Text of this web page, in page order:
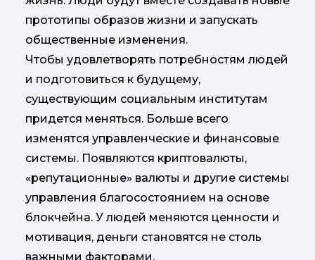
прототипы образов жизни и запускать
общественные изменения.
Чтобы удовлетворять потребностям людей
и подготовиться к будущему,
существующим социальным институтам
придется меняться. Больше всего
изменятся управленческие и финансовые
системы. Появляются криптовалюты,
«репутационные» валюты и другие системы
управления благосостоянием на основе
блокчейна. У людей меняются ценности и
мотивация, деньги становятся не столь
важными факторами.